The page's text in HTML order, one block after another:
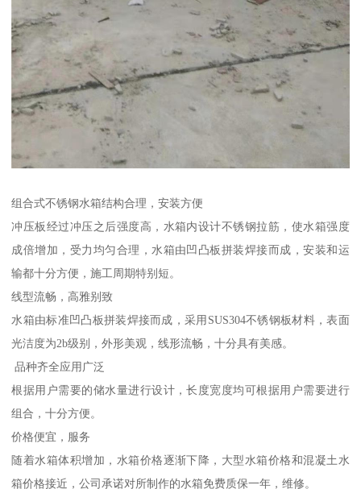
组合式不锈钢水箱结构合理，安装方便
冲压板经过冲压之后强度高，水箱内设计不锈钢拉筋，使水箱强度
成倍增加，受力均匀合理，水箱由凹凸板拼装焊接而成，安装和运
输都十分方便，施工周期特别短。
线型流畅，高雅别致
水箱由标准凹凸板拼装焊接而成，采用SUS304不锈钢板材料，表面
光洁度为2b级别，外形美观，线形流畅，十分具有美感。
品种齐全应用广泛
根据用户需要的储水量进行设计，长度宽度均可根据用户需要进行
组合，十分方便。
价格便宜，服务
随着水箱体积增加，水箱价格逐渐下降，大型水箱价格和混凝土水
箱价格接近，公司承诺对所制作的水箱免费质保一年，维修。